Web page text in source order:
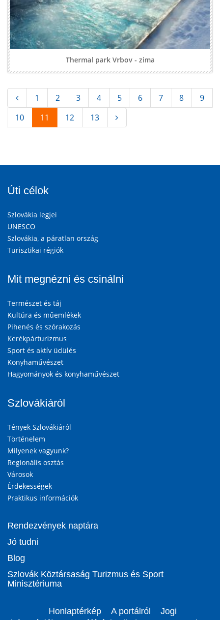
Thermal park Vrbov - zima
1 2 3 4 5 6 7 8
9
10
11 12 13
Úti célok
Szlovákia legjei
UNESCO
Szlovákia, a páratlan ország
Turisztikai régiók
Mit megnézni és csinálni
Természet és táj
Kultúra és műemlékek
Pihenés és szórakozás
Kerékpárturizmus
Sport és aktív üdülés
Konyhaművészet
Hagyományok és konyhaművészet
Szlovákiáról
Tények Szlovákiáról
Történelem
Milyenek vagyunk?
Regionális osztás
Városok
Érdekességek
Praktikus információk
Rendezvények naptára
Jó tudni
Blog
Szlovák Köztársaság Turizmus és Sport
Minisztériuma
Honlaptérkép A portálról
Jogi